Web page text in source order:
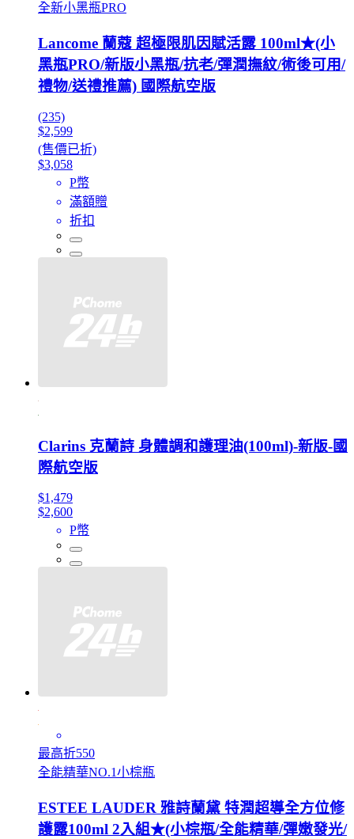
全新小黑瓶PRO
Lancome 蘭蔻 超極限肌因賦活露 100ml★(小
黑瓶PRO/新版小黑瓶/抗老/彈潤撫紋/術後可用/
禮物/送禮推薦) 國際航空版
(235)
$2,599
(售價已折)
$3,058
P幣
滿額贈
折扣
Clarins 克蘭詩 身體調和護理油(100ml)-新版-國
際航空版
$1,479
$2,600
P幣
最高折550
全能精華NO.1小棕瓶
ESTEE LAUDER 雅詩蘭黛 特潤超導全方位修
護露100ml 2入組★(小棕瓶/全能精華/彈嫩發光/